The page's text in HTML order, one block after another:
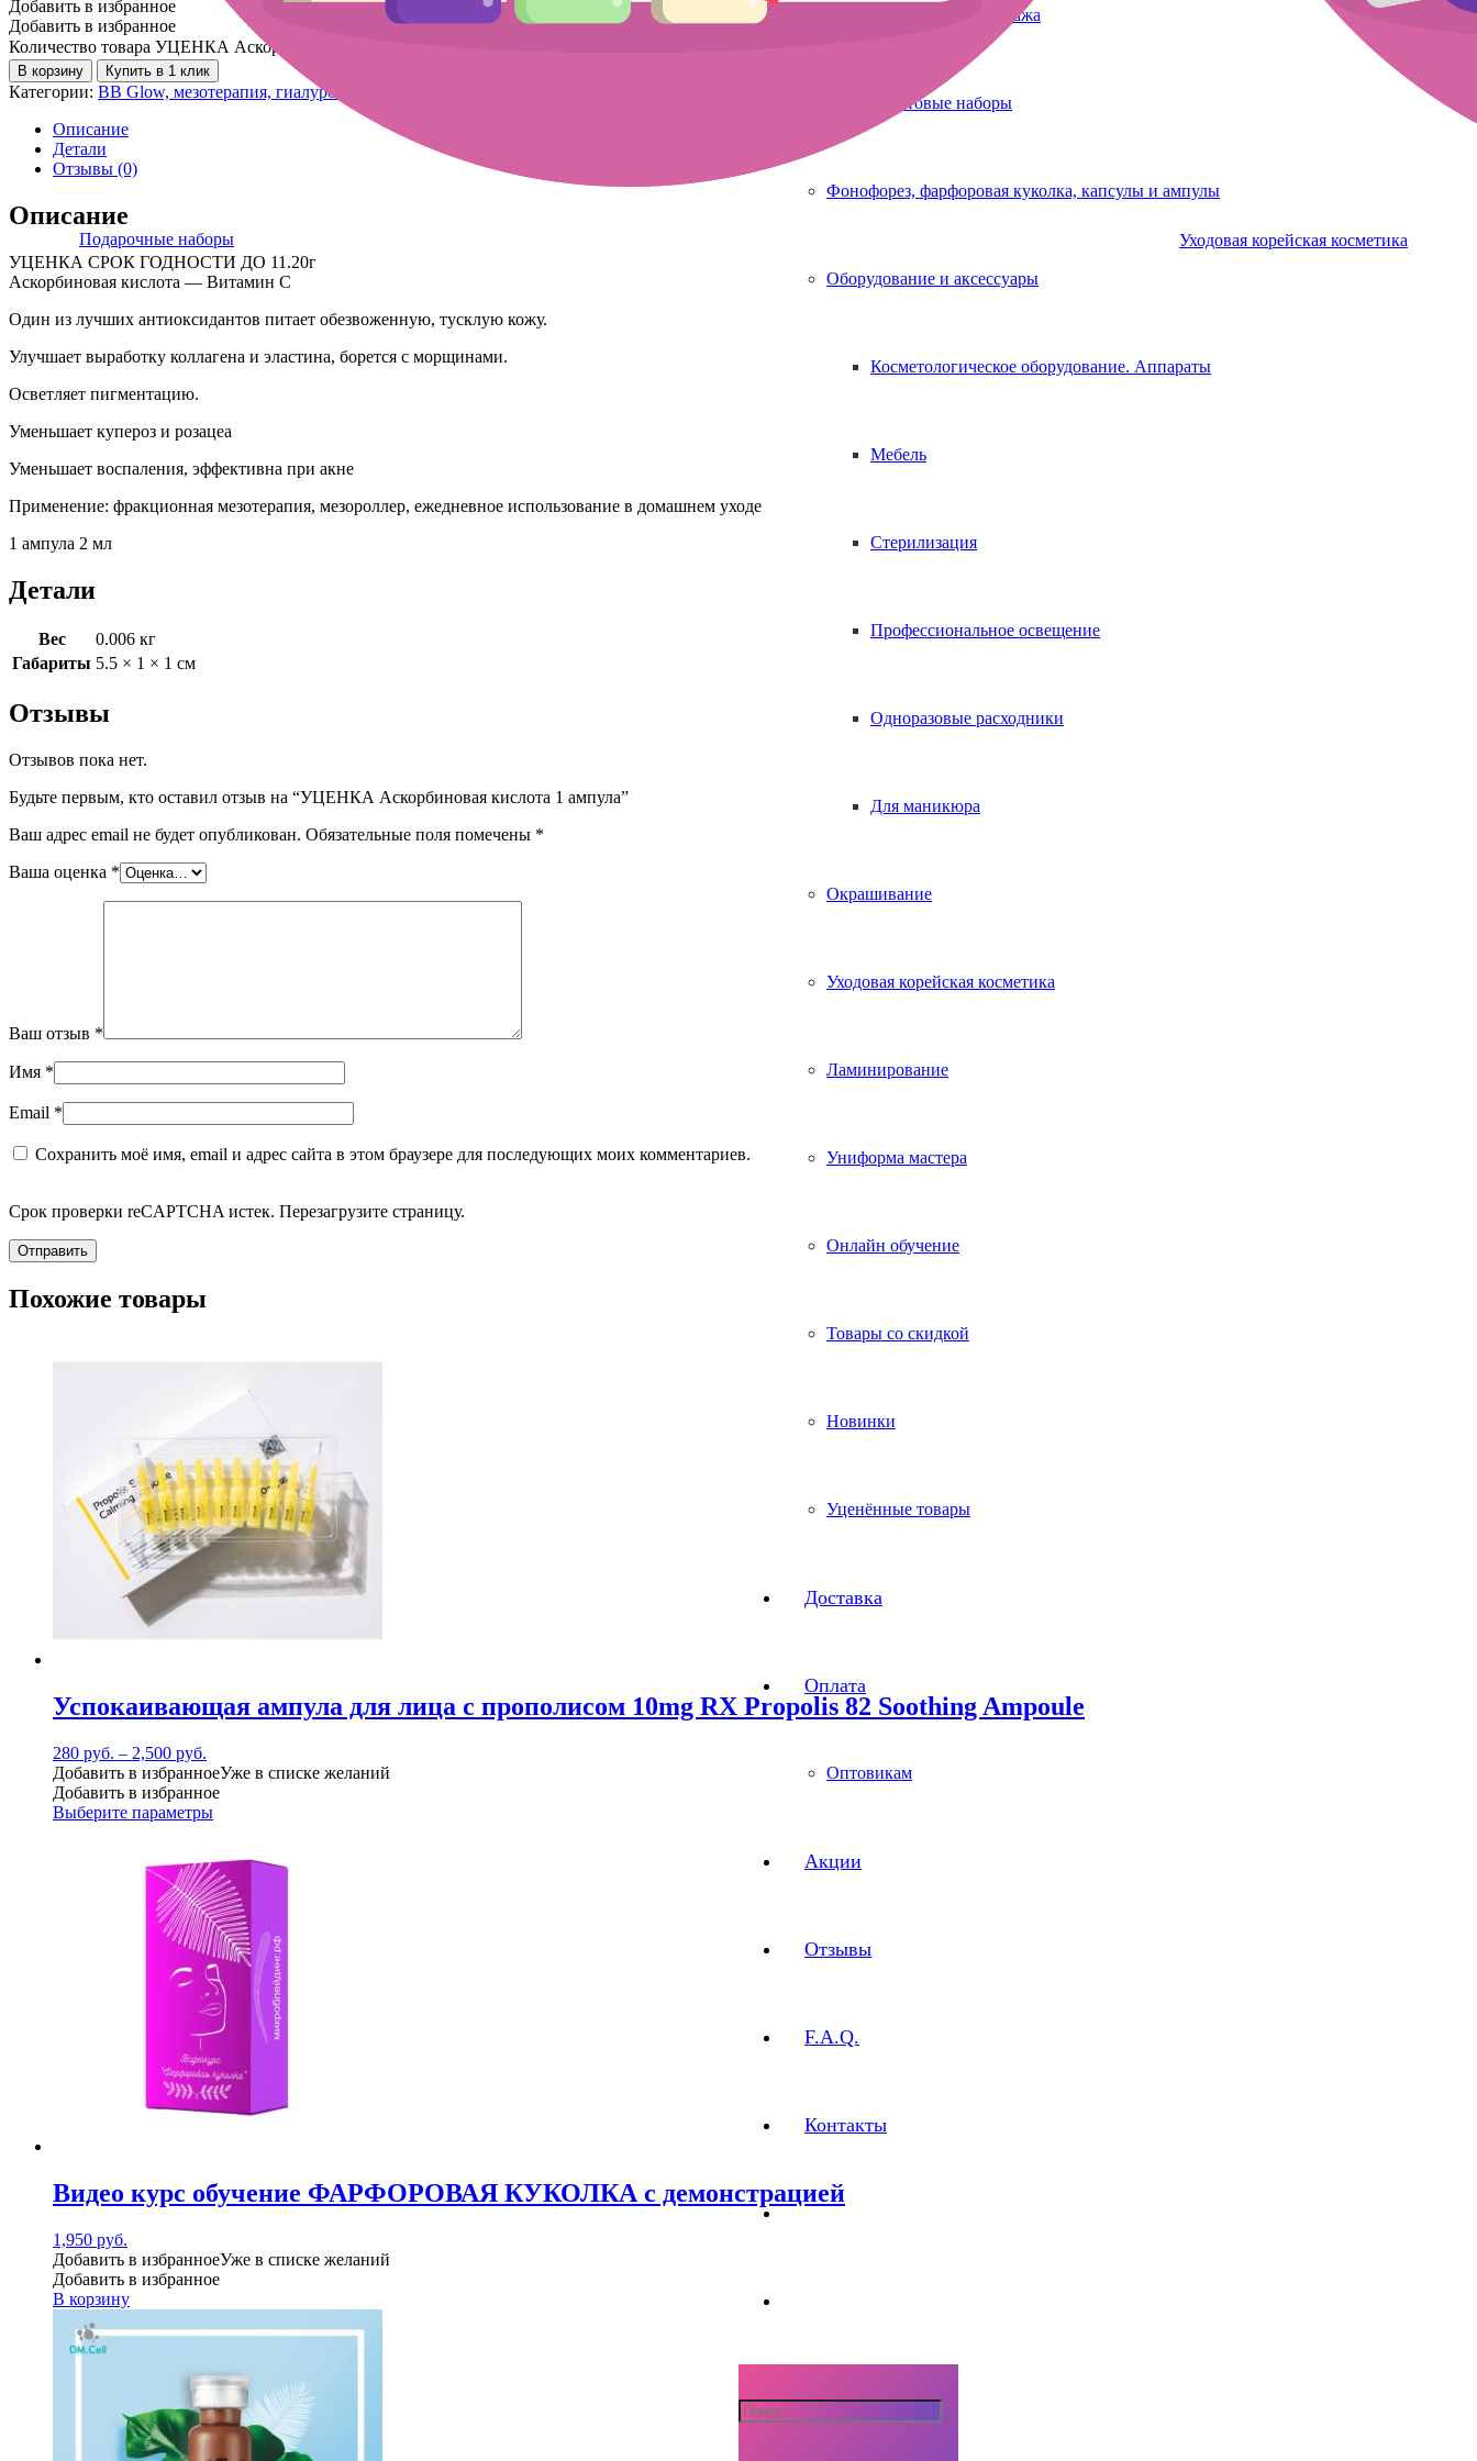
Аппараты для татуажа
Стартовые наборы
Фонофорез, фарфоровая куколка, капсулы и ампулы
Оборудование и аксессуары
Косметологическое оборудование. Аппараты
Мебель
Стерилизация
Профессиональное освещение
Одноразовые расходники
Для маникюра
Окрашивание
Уходовая корейская косметика
Ламинирование
Униформа мастера
Онлайн обучение
Товары со скидкой
Новинки
Уценённые товары
Доставка
Оплата
Оптовикам
Акции
Отзывы
F.A.Q.
Контакты
Подарочные наборы Уходовая корейская косметика
Добавить в избранное
Добавить в избранное
Количество товара УЦЕНКА Аскорбиновая кислота 1 ампула
В корзину Купить в 1 клик
Категории: BB Glow, мезотерапия, гиалурон пен
Фонофорез, фарфоровая куколка, капсулы и ампулы
Описание
Детали
Отзывы (0)
Описание
УЦЕНКА СРОК ГОДНОСТИ ДО 11.20г
Аскорбиновая кислота — Витамин С
Один из лучших антиоксидантов питает обезвоженную, тусклую кожу.
Улучшает выработку коллагена и эластина, борется с морщинами.
Осветляет пигментацию.
Уменьшает купероз и розацеа
Уменьшает воспаления, эффективна при акне
Применение: фракционная мезотерапия, мезороллер, ежедневное использование в домашнем уходе
1 ампула 2 мл
Детали
Вес
0.006 кг
Габариты 5.5 × 1 × 1 см
Отзывы
Отзывов пока нет.
Будьте первым, кто оставил отзыв на “УЦЕНКА Аскорбиновая кислота 1 ампула”
Ваш адрес email не будет опубликован. Обязательные поля помечены *
Ваша оценка *
Ваш отзыв *
Имя *
Email *
Сохранить моё имя, email и адрес сайта в этом браузере для последующих моих комментариев.
Срок проверки reCAPTCHA истек. Перезагрузите страницу.
Похожие товары
Успокаивающая ампула для лица с прополисом 10mg RX Propolis 82 Soothing Ampoule
280 руб. – 2,500 руб.
Добавить в избранноеУже в списке желаний
Добавить в избранное
Выберите параметры
Видео курс обучение ФАРФОРОВАЯ КУКОЛКА с демонстрацией
1,950 руб.
Добавить в избранноеУже в списке желаний
Добавить в избранное
В корзину